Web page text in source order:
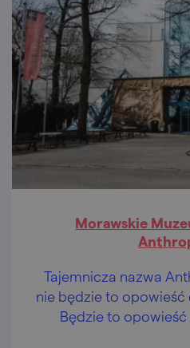
Morawskie
Tajemnicza nazwa
nie będzie to opowieść
Będzie to